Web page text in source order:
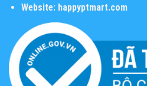
Website: happyptmart.com